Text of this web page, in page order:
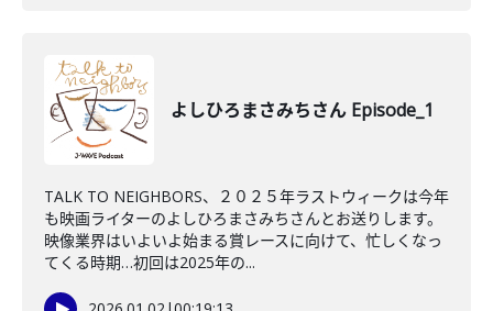
よしひろまさみちさん Episode_1
TALK TO NEIGHBORS、２０２５年ラストウィークは今年
も映画ライターのよしひろまさみちさんとお送りします。
映像業界はいよいよ始まる賞レースに向けて、忙しくなっ
てくる時期…初回は2025年の...